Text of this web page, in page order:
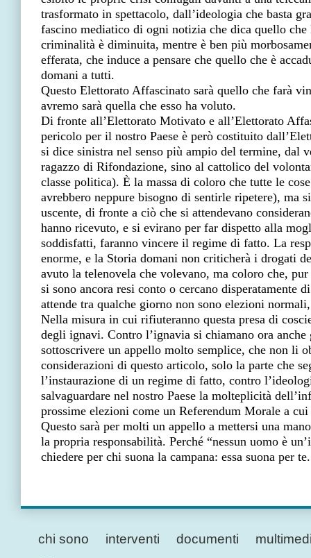
trasformato in spettacolo, dall’ideologia che basta
fascino mediatico di ogni notizia che dica quello
criminalità è diminuita, mentre è ben più
efferata, che induce a pensare che quello che è
domani a tutti.
Questo Elettorato Affascinato sarà quello che farà
avremo sarà quella che esso ha voluto.
Di fronte all’Elettorato Motivato e all’Elettorato
pericolo per il nostro Paese è però costituito
si dice sinistra nel senso più ampio del termine, dal
ragazzo di Rifondazione, sino al cattolico del
classe politica). È la massa di coloro che tutte le
avrebbero neppure bisogno di sentirle ripetere), ma
uscente, di fronte a ciò che si attendevano
hanno ricevuto, e si evirano per far dispetto alla
soddisfatti, faranno vincere il regime di fatto. La
enorme, e la Storia domani non criticherà i drogati
avuto la telenovela che volevano, ma coloro che,
si sono ancora resi conto o cercano disperatamente
attende tra qualche giorno non sono elezioni
Nella misura in cui rifiuteranno questa presa di
degli ignavi. Contro l’ignavia si chiamano ora
sottoscrivere un appello molto semplice, che non li
considerazioni di questo articolo, solo la parte che
l’instaurazione di un regime di fatto, contro
salvaguardare nel nostro Paese la molteplicità
prossime elezioni come un Referendum Morale a
Questo sarà per molti un appello a mettersi una
la propria responsabilità. Perché “nessun uomo è
chiedere per chi suona la campana: essa suona per te.
chi sono interventi documenti